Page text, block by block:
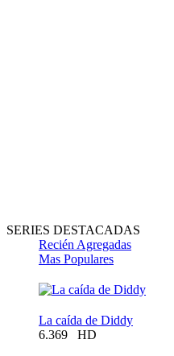
SERIES DESTACADAS
Recién Agregadas
Mas Populares
La caída de Diddy
6.369
HD